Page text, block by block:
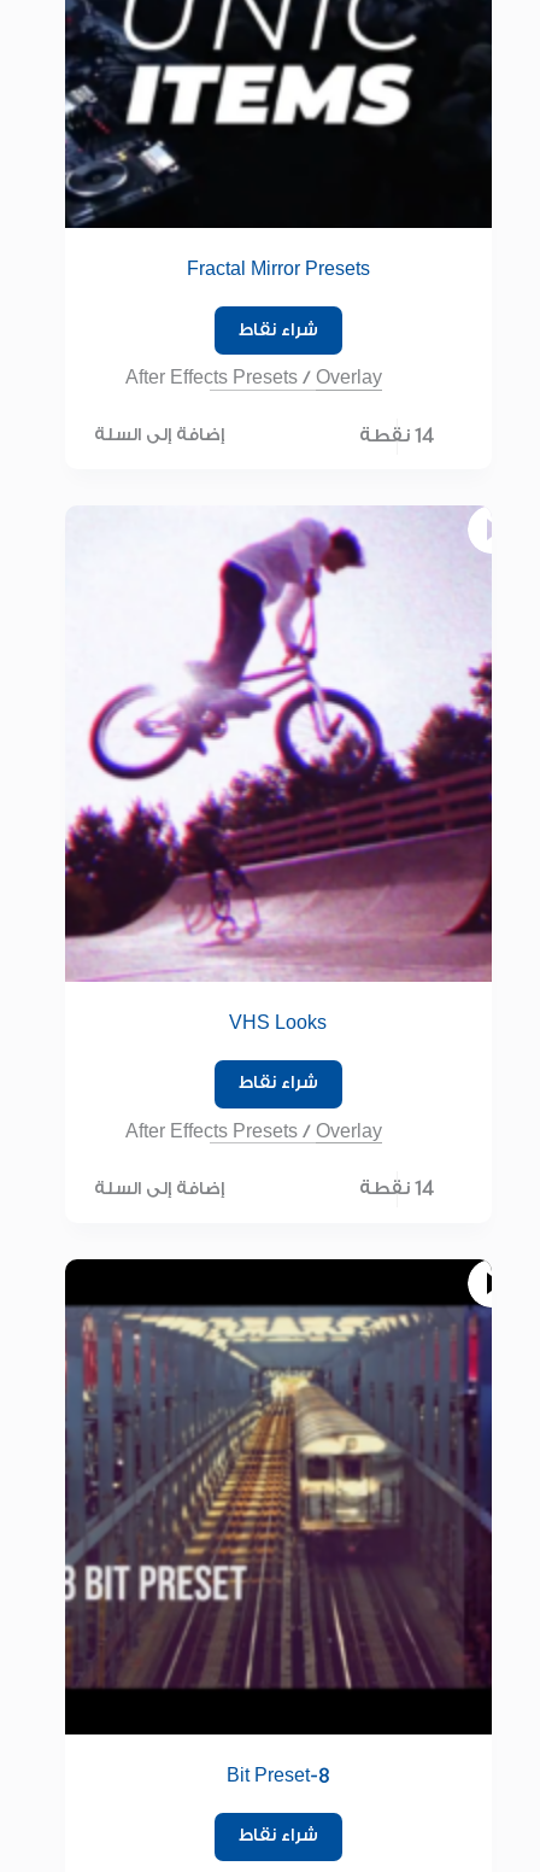
Fractal Mirror Presets
شراء نقاط
After Effects Presets /Overlay
14 نقطة إضافة إلى السلة
VHS Looks
شراء نقاط
After Effects Presets /Overlay
14 نقطة إضافة إلى السلة
8-Bit Preset
شراء نقاط